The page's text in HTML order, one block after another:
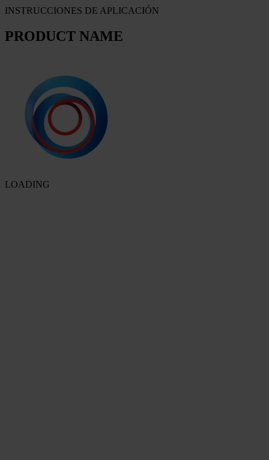
INSTRUCCIONES DE APLICACIÓN
PRODUCT NAME
LOADING